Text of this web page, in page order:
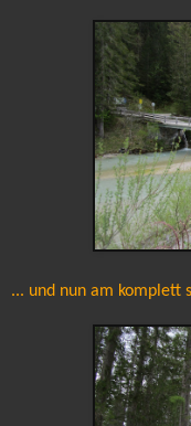
... und nun am komplett